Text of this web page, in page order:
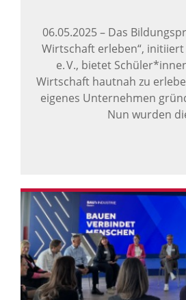
06.05.2025– Das
Wirtschaft erleben“,
e. V., bietet
Wirtschaft hautnah zu
eigenes Unternehmen
Nun wurden